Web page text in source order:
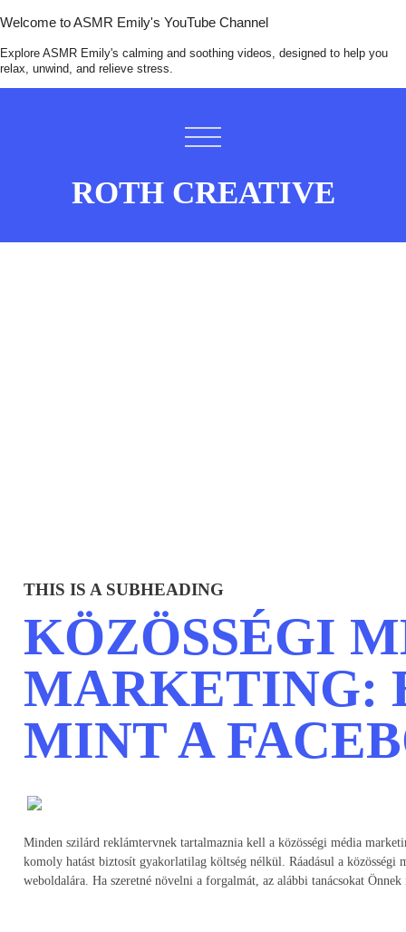
Welcome to ASMR Emily's YouTube Channel
Explore ASMR Emily's calming and soothing videos, designed to help you
relax, unwind, and relieve stress.
ROTH CREATIVE
THIS IS A SUBHEADING
KÖZÖSSÉGI
MARKETING:
MINT A
Minden szilárd reklámtervnek tartalmaznia kell a közösségi média
komoly hatást biztosít gyakorlatilag költség nélkül. Ráadásul a
weboldalára. Ha szeretné növelni a forgalmát, az alábbi tanácsokat